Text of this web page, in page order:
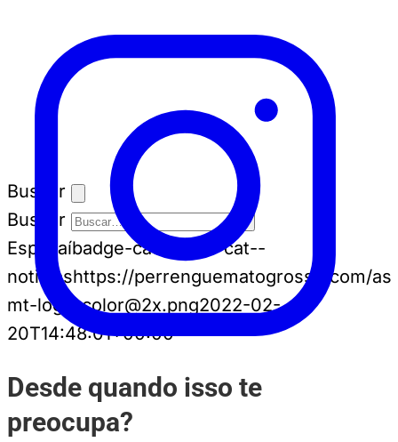
Buscar
Buscar
Espia aíbadge-cat badge-cat--
noticiashttps://perrenguematogrosso.com/
mt-logo-color@2x.png2022-02-
20T14:48:01+00:00
Desde quando isso te
preocupa?